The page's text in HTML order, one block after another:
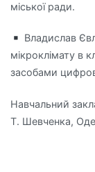
міської ради.
Владислав
мікроклімату в
засобами
Навчальний
Т. Шевченка,